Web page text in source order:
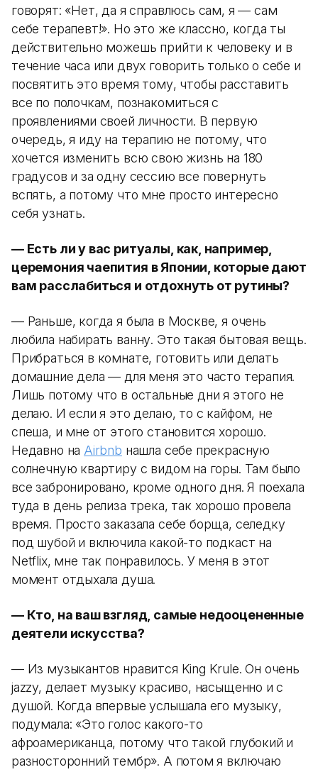
говорят: «Нет, да я справлюсь сам, я — сам
себе терапевт!». Но это же классно, когда ты
действительно можешь прийти к человеку и в
течение часа или двух говорить только о себе и
посвятить это время тому, чтобы расставить
все по полочкам, познакомиться с
проявлениями своей личности. В первую
очередь, я иду на терапию не потому, что
хочется изменить всю свою жизнь на 180
градусов и за одну сессию все повернуть
вспять, а потому что мне просто интересно
себя узнать.
— Есть ли у вас ритуалы, как, например,
церемония чаепития в Японии, которые дают
вам расслабиться и отдохнуть от рутины?
— Раньше, когда я была в Москве, я очень
любила набирать ванну. Это такая бытовая вещь.
Прибраться в комнате, готовить или делать
домашние дела — для меня это часто терапия.
Лишь потому что в остальные дни я этого не
делаю. И если я это делаю, то с кайфом, не
спеша, и мне от этого становится хорошо.
Недавно на Airbnb нашла себе прекрасную
солнечную квартиру с видом на горы. Там было
все забронировано, кроме одного дня. Я поехала
туда в день релиза трека, так хорошо провела
время. Просто заказала себе борща, селедку
под шубой и включила какой-то подкаст на
Netflix, мне так понравилось. У меня в этот
момент отдыхала душа.
— Кто, на ваш взгляд, самые недооцененные
деятели искусства?
— Из музыкантов нравится King Krule. Он очень
jazzy, делает музыку красиво, насыщенно и с
душой. Когда впервые услышала его музыку,
подумала: «Это голос какого-то
афроамериканца, потому что такой глубокий и
разносторонний тембр». А потом я включаю